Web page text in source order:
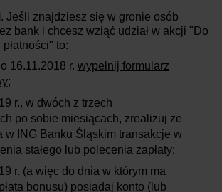
. Jeśli znajdziesz się w gronie osób
bank i chcesz wziąć udział w akcji "Do
to:
16.11.2018 r. wypełnij formularz
;
r., w dwóch z trzech
po sobie miesiącach, zrealizuj ze
w ING Banku Śląskim transakcje w
stałego lub polecenia zapłaty;
r. (a więc do dnia w którym ma
bonusu) posiadaj konto (lub